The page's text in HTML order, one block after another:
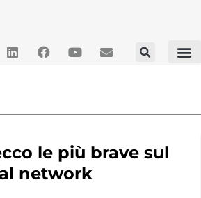
le più brave sul
network